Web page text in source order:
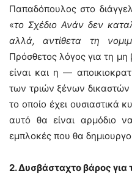
Παπαδόπουλος στο
«το Σχέδιο Ανάν δεν
αλλά, αντίθετα τη
Πρόσθετος λόγος για τη μη
είναι και η —
των τριών ξένων
το οποίο έχει ουσιαστικά
αυτό θα είναι αρμόδιο
εμπλοκές που θα
2. Δυσβάσταχτο βάρος για